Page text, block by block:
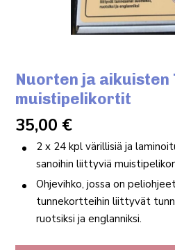
Nuorten ja aikuisten
muistipelikortit
35,00 €
2 x 24 kpl värillisiä ja
sanoihin liittyviä
Ohjevihko, jossa on
tunnekortteihin liittyvät
ruotsiksi ja englanniksi.